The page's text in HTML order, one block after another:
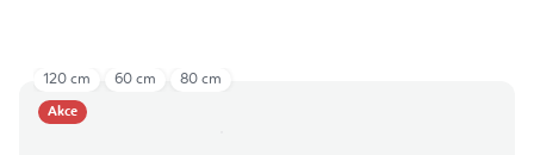
Akce
120 cm 60 cm 80 cm